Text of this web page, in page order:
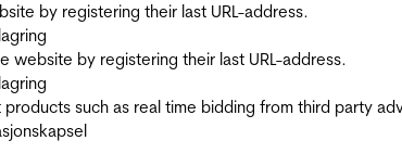
by registering their last URL-address.
website by registering their last URL-address.
such as real time bidding from third party